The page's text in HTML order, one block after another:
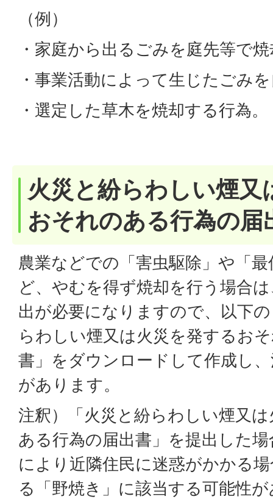
（例）
・家庭から出るごみを庭先等で
・事業活動によって生じたごみ
・選定した草木を焼却する行為。
火災と紛らわしい煙又
おそれのある行為の届
農業などでの「害虫駆除」や「
ど、やむを得ず焼却を行う場合
出が必要になりますので、以下
らわしい煙又は火災を発するお
書」をダウンロードして作成し
があります。
注釈）「火災と紛らわしい煙又
ある行為の届出書」を提出した
により近隣住民に迷惑がかかる
る「野焼き」に該当する可能性